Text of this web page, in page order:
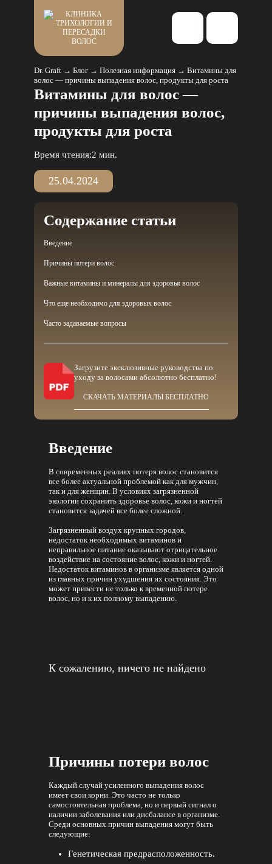
КЛИНИКА
ТРИХОЛОГИИ И
ПЕРЕСАДКИ
ВОЛОС
Dr. Graft → Блог → Полезная информация → Витамины для
волос — причины выпадения волос, продукты для роста
Витамины для волос —
причины выпадения волос,
продукты для роста
Время чтения:2 мин.
25.04.2024
Содержание статьи
Введение
Причины потери волос
Важные витамины и минералы для здоровья волос
Что еще необходимо для здоровых волос
Часто задаваемые вопросы
Загрузите эксклюзивные руководства по
уходу за волосами абсолютно бесплатно!
СКАЧАТЬ МАТЕРИАЛЫ БЕСПЛАТНО
Введение
В современных реалиях потеря волос становится
все более актуальной проблемой как для мужчин,
так и для женщин. В условиях загрязненной
экологии сохранить здоровье волос, кожи и ногтей
становится задачей все более сложной.
Загрязненный воздух крупных городов,
недостаток необходимых витаминов и
неправильное питание оказывают отрицательное
воздействие на состояние волос, кожи и ногтей.
Недостаток витаминов в организме является одной
из главных причин ухудшения их состояния. Это
может привести не только к временной потере
волос, но и к их полному выпадению.
К сожалению, ничего не найдено
Причины потери волос
Каждый случай усиленного выпадения волос
имеет свои корни. Это часто не только
самостоятельная проблема, но и первый сигнал о
наличии заболевания или дисбалансе в организме.
Среди основных причин выпадения могут быть
следующие:
Генетическая предрасположенность.